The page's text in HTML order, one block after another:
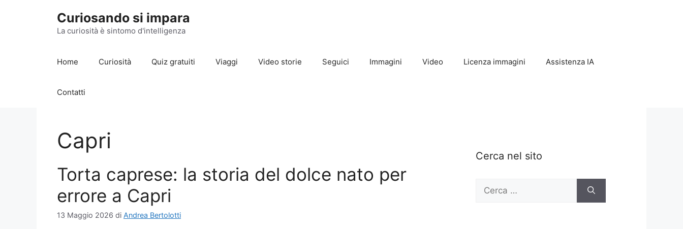
Curiosando si impara
La curiosità è sintomo d'intelligenza
Home Curiosità Quiz gratuiti Viaggi Video storie Seguici Immagini Video Licenza immagini Assistenza IA
Contatti
Capri
Torta caprese: la storia del dolce nato per
errore a Capri
13 Maggio 2026 di Andrea Bertolotti
Cerca nel sito
Ricerca